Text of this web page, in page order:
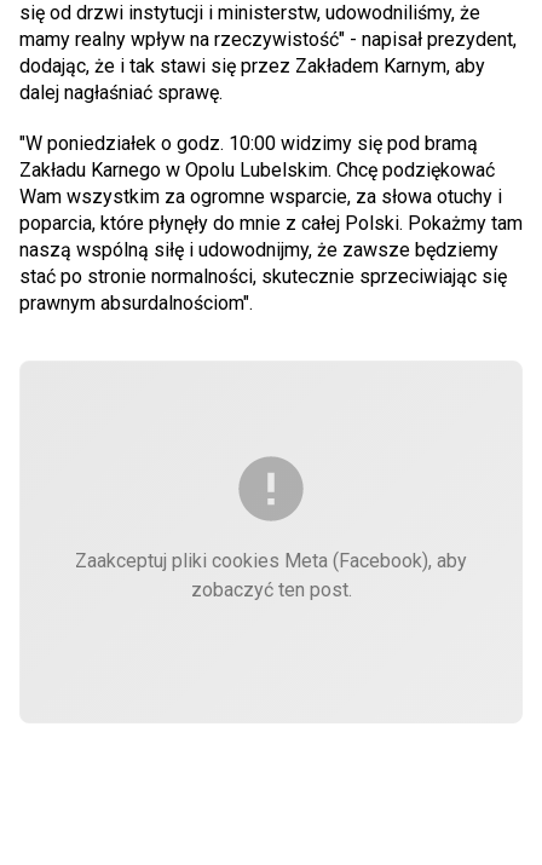
się od drzwi instytucji i ministerstw, udowodniliśmy, że
mamy realny wpływ na rzeczywistość" - napisał prezydent,
dodając, że i tak stawi się przez Zakładem Karnym, aby
dalej nagłaśniać sprawę.
"W poniedziałek o godz. 10:00 widzimy się pod bramą
Zakładu Karnego w Opolu Lubelskim. Chcę podziękować
Wam wszystkim za ogromne wsparcie, za słowa otuchy i
poparcia, które płynęły do mnie z całej Polski. Pokażmy tam
naszą wspólną siłę i udowodnijmy, że zawsze będziemy
stać po stronie normalności, skutecznie sprzeciwiając się
prawnym absurdalnościom".
Zaakceptuj pliki cookies Meta (Facebook), aby
zobaczyć ten post.